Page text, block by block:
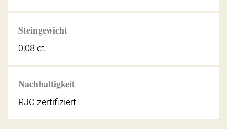
Steingewicht
0,08 ct.
Nachhaltigkeit
RJC zertifiziert